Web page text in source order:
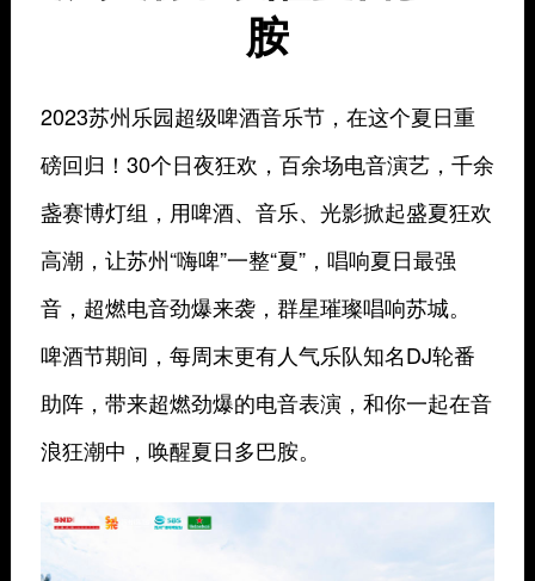
胺
2023苏州乐园超级啤酒音乐节，在这个夏日重
磅回归！30个日夜狂欢，百余场电音演艺，千余
盏赛博灯组，用啤酒、音乐、光影掀起盛夏狂欢
高潮，让苏州“嗨啤”一整“夏”，唱响夏日最强
音，超燃电音劲爆来袭，群星璀璨唱响苏城。
啤酒节期间，每周末更有人气乐队知名DJ轮番
助阵，带来超燃劲爆的电音表演，和你一起在音
浪狂潮中，唤醒夏日多巴胺。